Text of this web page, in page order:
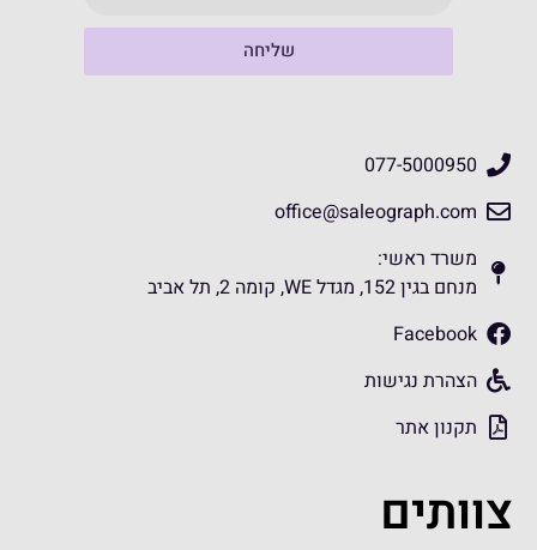
שליחה
077-5000950
office@saleograph.com
משרד ראשי:
מנחם בגין 152, מגדל WE, קומה 2, תל אביב
Facebook
הצהרת נגישות
תקנון אתר
צוותים